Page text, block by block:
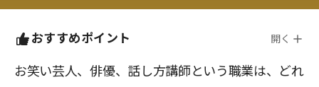
おすすめポイント 開く
お笑い芸人、俳優、話し方講師という職業は、どれ